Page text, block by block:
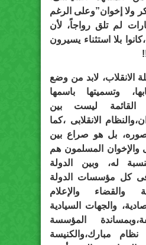
ولا إخوان”وعلى الرغم
لم تلق رواجاً، لأن
بلا استثناء يسيرون
الانقلاب، لابد من وضع
وتسميتها باسمها
القائمة ليست بين
الانقلابى ،كما
بل هو صراع بين
والإخوان المسلمون هم
له، وبين الدولة
فى كل مؤسسات الدولة
والقضاء والإعلام
والجهات السيادية
المؤسسة
نظام مبارك،والكنيسة